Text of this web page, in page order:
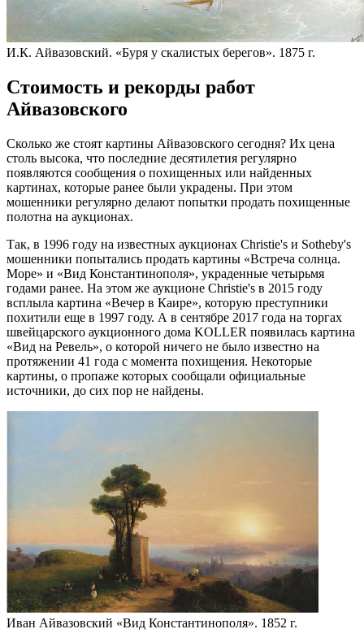
И.К. Айвазовский. «Буря у скалистых берегов». 1875 г.
Стоимость и рекорды работ
Айвазовского
Сколько же стоят картины Айвазовского сегодня? Их цена
столь высока, что последние десятилетия регулярно
появляются сообщения о похищенных или найденных
картинах, которые ранее были украдены. При этом
мошенники регулярно делают попытки продать похищенные
полотна на аукционах.
Так, в 1996 году на известных аукционах Christie's и Sotheby's
мошенники попытались продать картины «Встреча солнца.
Море» и «Вид Константинополя», украденные четырьмя
годами ранее. На этом же аукционе Christie's в 2015 году
всплыла картина «Вечер в Каире», которую преступники
похитили еще в 1997 году. А в сентябре 2017 года на торгах
швейцарского аукционного дома KOLLER появилась картина
«Вид на Ревель», о которой ничего не было известно на
протяжении 41 года с момента похищения. Некоторые
картины, о пропаже которых сообщали официальные
источники, до сих пор не найдены.
Иван Айвазовский «Вид Константинополя». 1852 г.